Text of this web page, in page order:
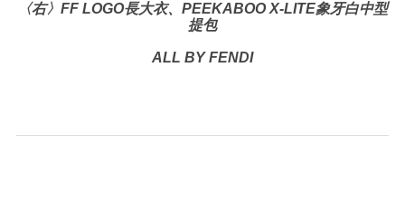
〈右〉 FF LOGO長大衣、 PEEKABOO X-LITE象牙白中型
提包
ALL BY FENDI